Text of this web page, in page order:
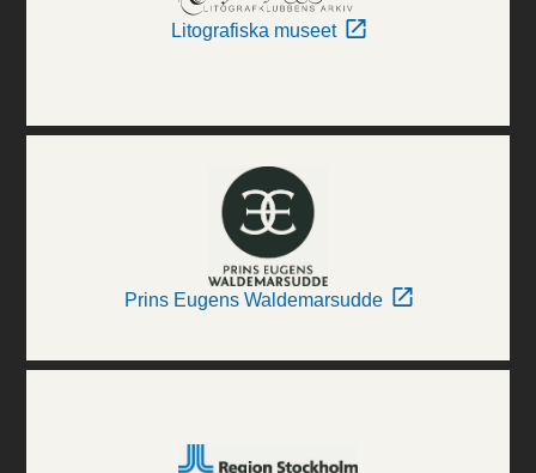
Litografiska museet
Prins Eugens Waldemarsudde